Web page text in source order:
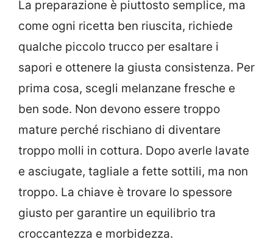
La preparazione è piuttosto semplice, ma
come ogni ricetta ben riuscita, richiede
qualche piccolo trucco per esaltare i
sapori e ottenere la giusta consistenza. Per
prima cosa, scegli melanzane fresche e
ben sode. Non devono essere troppo
mature perché rischiano di diventare
troppo molli in cottura. Dopo averle lavate
e asciugate, tagliale a fette sottili, ma non
troppo. La chiave è trovare lo spessore
giusto per garantire un equilibrio tra
croccantezza e morbidezza.